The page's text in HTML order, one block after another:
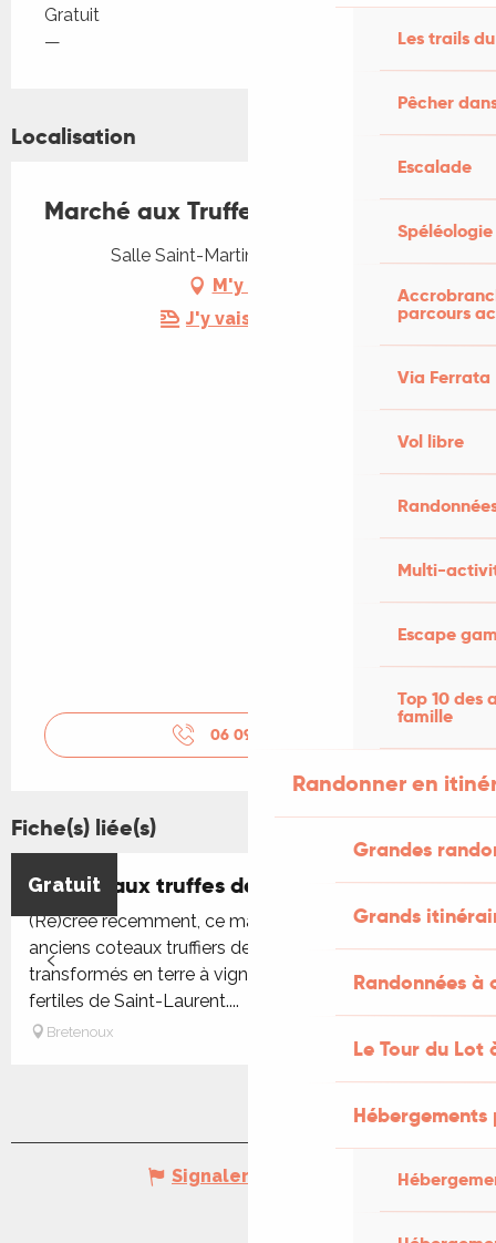
Les trails
Pêcher
Escalade
Spéléologie
parcours
Via Ferrata
Vol libre
Multi-
Escape
Top 10 des
famille
Randonner en
Grandes
Grands
Randonnées
Le Tour du Lot
Tarifs 2026
Gratuit
—
Localisation
Marché aux Truffes de Souillac
Salle Saint-Martin, 46200 Souillac
M'y rendre
J'y vais en train !
06 09 57 45
Fiche(s) liée(s)
Gratuit
Marché aux truffes de Bretenoux
(Re)crée récemment, ce marché fait référence aux
anciens coteaux truffiers de Glanes aujourd’hui
transformés en terre à vigne ou aux côteaux toujours
fertiles de Saint-Laurent....
Bretenoux
Signaler une erreur